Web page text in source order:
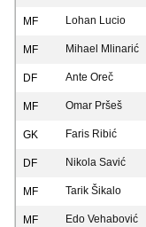
MF Lohan Lucio
MF Mihael Mlinarić
DF Ante Oreč
MF Omar Pršeš
GK Faris Ribić
DF Nikola Savić
MF Tarik Šikalo
MF Edo Vehabović